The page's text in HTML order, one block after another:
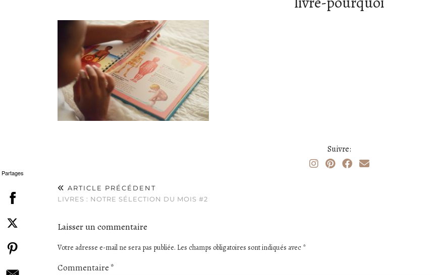
Suivre:
ARTICLE PRÉCÉDENT
LIVRES : NOTRE SÉLECTION DU MOIS #2
Laisser un commentaire
Votre adresse e-mail ne sera pas publiée. Les champs obligatoires sont indiqués avec *
Commentaire *
Partages